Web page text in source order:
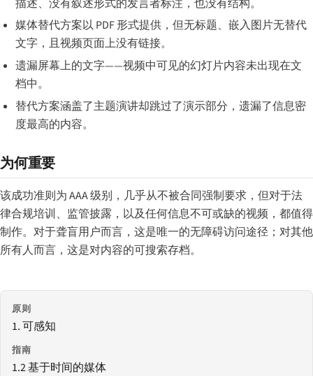
描述、没有叙述形式的发言者标注，也没有结构。
媒体替代方案以 PDF 形式提供，但无标题、嵌入图片无替代
文字，且视频页面上没有链接。
遗漏屏幕上的文字——视频中可见的幻灯片内容未出现在文
档中。
替代方案涵盖了主题演讲却跳过了演示部分，遗漏了信息密
度最高的内容。
为何重要
该成功准则为 AAA 级别，几乎从不被合同强制要求，但对于法
律合规培训、监管披露，以及任何信息不可或缺的视频，都值得
制作。对于聋盲用户而言，这是唯一的无障碍访问途径；对其他
所有人而言，这是对内容的可搜索存档。
原则
1. 可感知
指南
1.2 基于时间的媒体